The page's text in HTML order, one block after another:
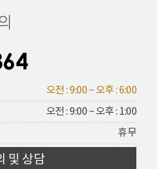
오전 : 9:00 ~ 오후 : 6:00
오전 : 9:00 ~ 오후 : 1:00
휴무
및 상담